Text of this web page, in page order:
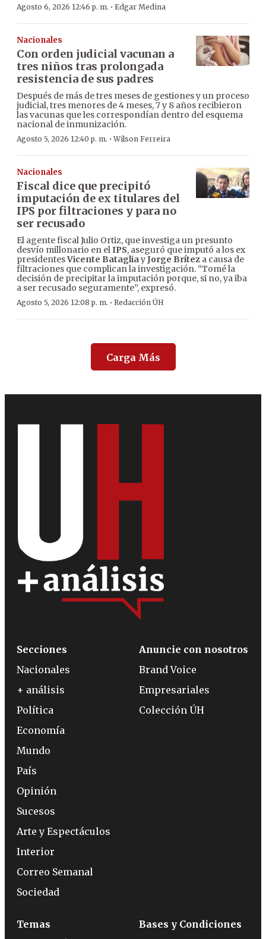
Agosto 6, 2026 12:46 p. m. · Edgar Medina
Nacionales
Con orden judicial vacunan a
tres niños tras prolongada
resistencia de sus padres
Después de más de tres meses de gestiones y un proceso
judicial, tres menores de 4 meses, 7 y 8 años recibieron
las vacunas que les correspondían dentro del esquema
nacional de inmunización.
Agosto 5, 2026 12:40 p. m. ·Wilson Ferreira
Nacionales
Fiscal dice que precipitó
imputación de ex titulares del
IPS por filtraciones y para no
ser recusado
El agente fiscal Julio Ortiz, que investiga un presunto
desvío millonario en elIPS, aseguró que imputó a los ex
presidentesVicente BatagliayJorge Brítez a causa de
filtraciones que complican la investigación. “Tomé la
decisión de precipitar la imputación porque, si no, ya iba
a ser recusado seguramente”, expresó.
Agosto 5, 2026 12:08 p. m. · Redacción ÚH
Carga Más
Secciones
Nacionales
+ análisis
Política
Economía
Mundo
País
Opinión
Sucesos
Arte y Espectáculos
Interior
Correo Semanal
Sociedad
Anuncie con nosotros
Brand Voice
Empresariales
Colección ÚH
Temas
Bases y Condiciones